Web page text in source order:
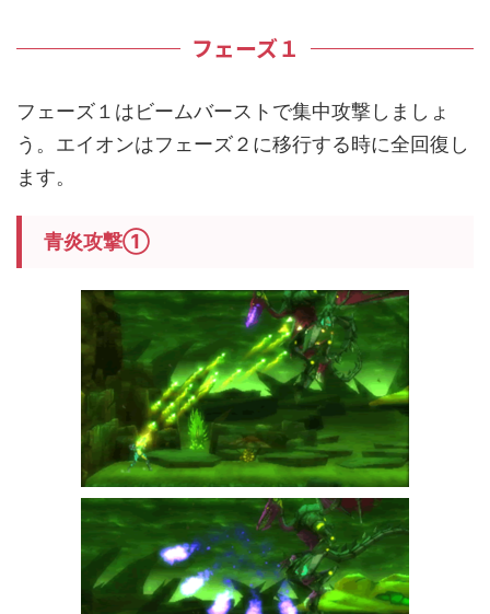
フェーズ１
フェーズ１はビームバーストで集中攻撃しましょ
う。エイオンはフェーズ２に移行する時に全回復し
ます。
青炎攻撃①